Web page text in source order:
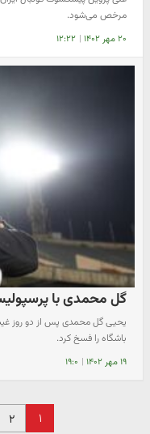
مرخص می‌شود.
۲۰ مهر ۱۴۰۲ | ۱۲:۲۲
گل محمدی با
یحیی گل محمدی پس از دو روز
باشگاه را فسخ کرد.
۱۹ مهر ۱۴۰۲ | ۱۹:۰
۱ ۲